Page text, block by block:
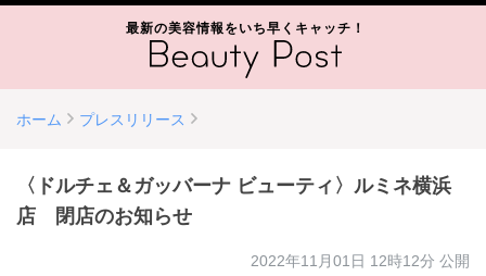
最新の美容情報をいち早くキャッチ！
ホーム プレスリリース
〈ドルチェ＆ガッバーナ ビューティ〉ルミネ横浜
店 閉店のお知らせ
2022年11月01日 12時12分 公開